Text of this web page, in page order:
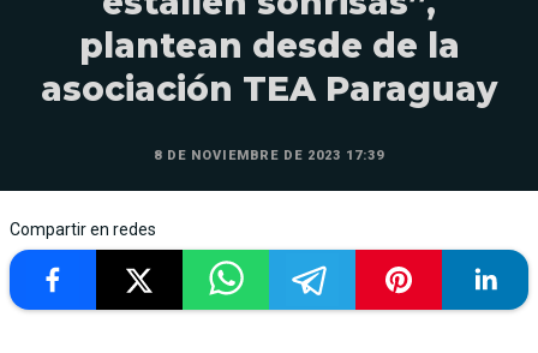
plantean desde de la
asociación TEA Paraguay
8 DE NOVIEMBRE DE 2023 17:39
Compartir en redes